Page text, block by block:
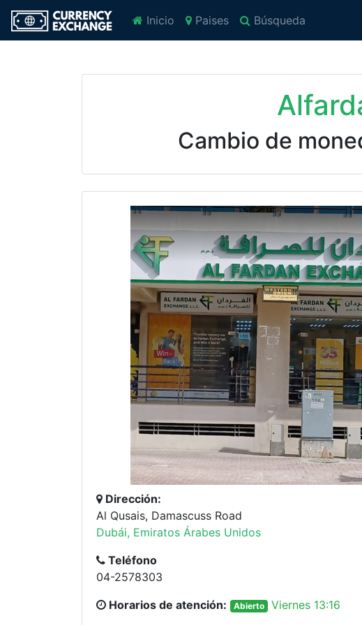
Inicio Paises Búsqueda
Cambio de
Dirección:
Al Qusais, Damascuss Road
Dubái, Emiratos Árabes Unidos
Teléfono
04-2578303
Horarios de atención:
Abierto Viernes 13:16